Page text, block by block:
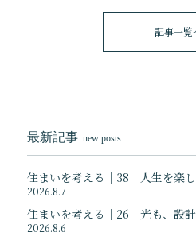
記事一覧
最新記事 new posts
住まいを考える｜38｜人生を楽
2026.8.7
住まいを考える｜26｜光も、設計
2026.8.6